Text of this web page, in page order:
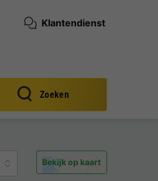
Klantendienst
Zoeken
Bekijk op kaart